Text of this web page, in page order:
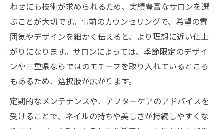
わせにも技術が求められるため、実績豊富なサロンを選
ぶことが大切です。事前のカウンセリングで、希望の雰
囲気やデザインを細かく伝えると、より理想に近い仕上
がりになります。サロンによっては、季節限定のデザイ
ンや三重県ならではのモチーフを取り入れているところ
もあるため、選択肢が広がります。
定期的なメンテナンスや、アフターケアのアドバイスを
受けることで、ネイルの持ちや美しさが持続しやすくな